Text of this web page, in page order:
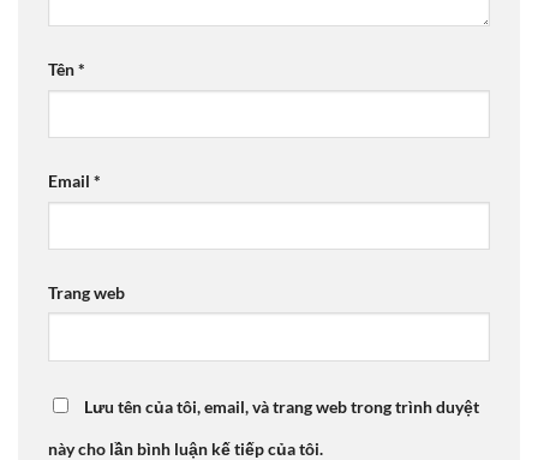
Tên*
Email *
Trang web
Lưu tên của tôi, email, và trang web trong trình duyệt
này cho lần bình luận kế tiếp của tôi.